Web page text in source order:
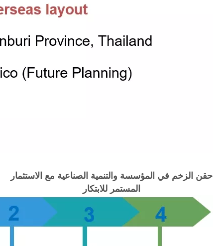
حقن الزخم في المؤسسة والتنمية الصناعية مع الاستثمار
المستمر للابتكار